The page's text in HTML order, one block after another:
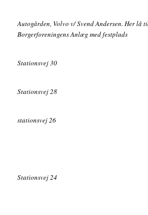
Autogården, Volvo v/ Svend Andersen. Her lå
Borgerforeningens Anlæg med festplads
Stationsvej 30
Stationsvej 28
stationsvej 26
Stationsvej 24